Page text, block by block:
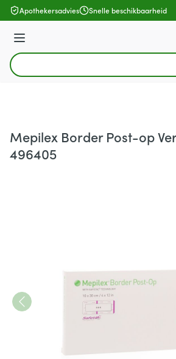
Ga naar de inhoud
Apothekersadvies Snelle beschikbaarheid
Menu
Product, merk, categorie...
Mepilex Border Post-op
496405